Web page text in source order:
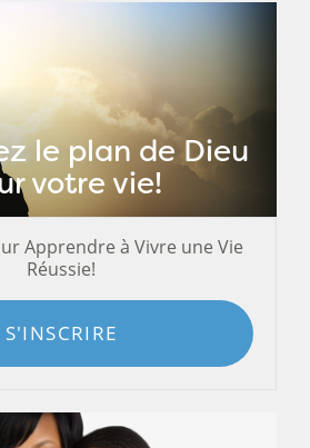
le plan de Dieu
votre vie!
Apprendre à Vivre une Vie
Réussie!
S'INSCRIRE